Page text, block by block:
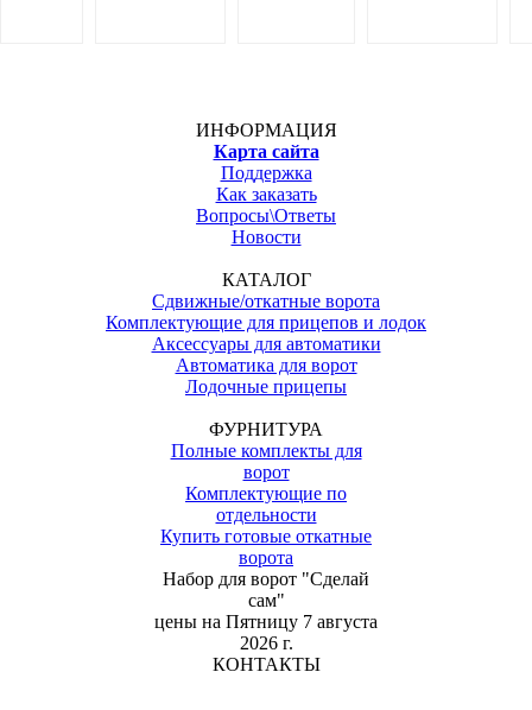
ИНФОРМАЦИЯ
Карта сайта
Поддержка
Как заказать
Вопросы\Ответы
Новости
КАТАЛОГ
Сдвижные/откатные ворота
Комплектующие для прицепов и лодок
Аксессуары для автоматики
Автоматика для ворот
Лодочные прицепы
ФУРНИТУРА
Полные комплекты для
ворот
Комплектующие по
отдельности
Купить готовые откатные
ворота
Набор для ворот "Сделай
сам"
цены на Пятницу 7 августа
2026 г.
КОНТАКТЫ